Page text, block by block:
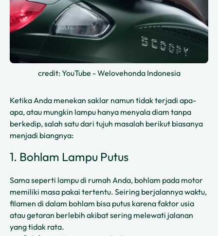
credit: YouTube - Welovehonda Indonesia
Ketika Anda menekan saklar namun tidak terjadi apa-
apa, atau mungkin lampu hanya menyala diam tanpa
berkedip, salah satu dari tujuh masalah berikut biasanya
menjadi biangnya:
1. Bohlam Lampu Putus
Sama seperti lampu di rumah Anda, bohlam pada motor
memiliki masa pakai tertentu. Seiring berjalannya waktu,
filamen di dalam bohlam bisa putus karena faktor usia
atau getaran berlebih akibat sering melewati jalanan
yang tidak rata.